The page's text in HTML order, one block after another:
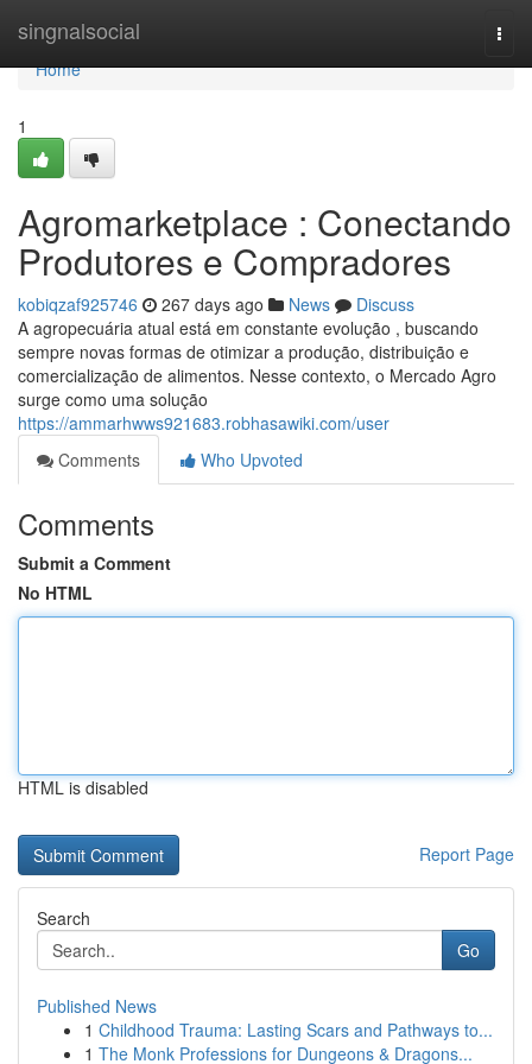
singnalsocial
Home
Home
1
Agromarketplace : Conectando
Produtores e Compradores
kobiqzaf925746 267 days ago News
Discuss
A agropecuária atual está em constante evolução , buscando
sempre novas formas de otimizar a produção, distribuição e
comercialização de alimentos. Nesse contexto, o Mercado Agro
surge como uma solução
https://ammarhwws921683.robhasawiki.com/user
Comments
Who Upvoted
Comments
Submit a Comment
No HTML
HTML is disabled
Report Page
Search
Go
Published News
1 Childhood Trauma: Lasting Scars and Pathways to...
1 The Monk Professions for Dungeons & Dragons...